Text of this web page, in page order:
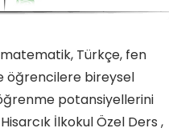
Türkçe, fen
öğrencilere bireysel
potansiyellerini
İlkokul Özel Ders ,